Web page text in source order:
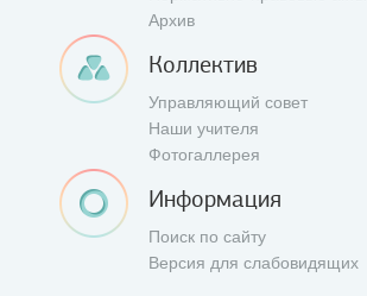
Архив
Коллектив
Управляющий совет
Наши учителя
Фотогаллерея
Информация
Поиск по сайту
Версия для слабовидящих